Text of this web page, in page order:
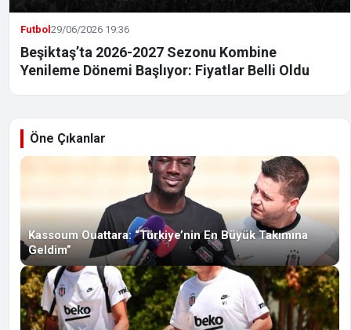
Futbol29/06/2026 19:36
Beşiktaş’ta 2026-2027 Sezonu Kombine
Yenileme Dönemi Başlıyor: Fiyatlar Belli Oldu
Öne Çıkanlar
Kassoum Ouattara: “Türkiye’nin En Büyük Takımına
Geldim”